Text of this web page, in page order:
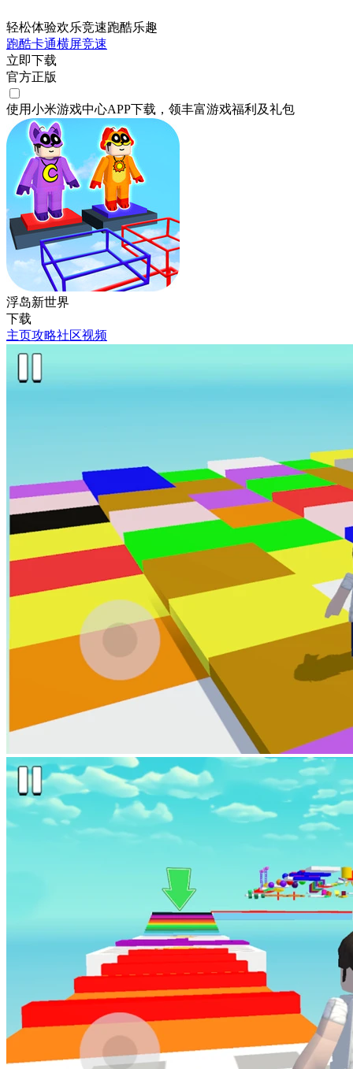
轻松体验欢乐竞速跑酷乐趣
跑酷卡通横屏竞速
立即下载
官方正版
使用小米游戏中心APP下载 ，领丰富游戏福利 及礼包
浮岛新世界
下载
主页攻略社区视频